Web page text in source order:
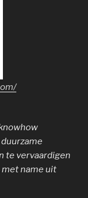
te vervaardigen
name uit